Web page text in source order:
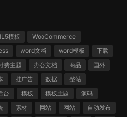
模板
WooCommerce
word文档 word模板
下载
费主题 办公文档 商品
国外
挂广告 数据
整站
台 模板 模板主题
源码
素材 网站 网站 自动发布